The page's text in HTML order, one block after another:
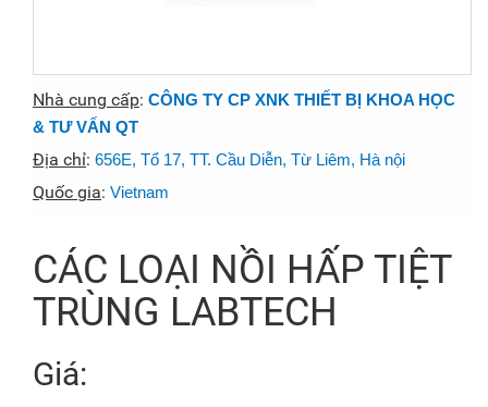
Nhà cung cấp: CÔNG TY CP XNK THIẾT BỊ KHOA HỌC
& TƯ VẤN QT
Địa chỉ: 656E, Tổ 17, TT. Cầu Diễn, Từ Liêm, Hà nội
Quốc gia: Vietnam
CÁC LOẠI NỒI HẤP TIỆT
TRÙNG LABTECH
Giá: